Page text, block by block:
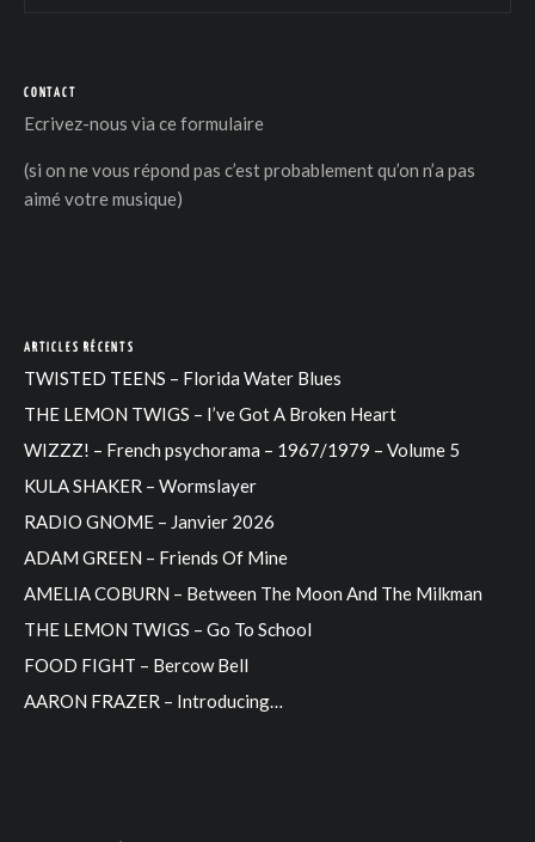
CONTACT
Ecrivez-nous via ce formulaire
(si on ne vous répond pas c’est probablement qu’on n’a pas
aimé votre musique)
ARTICLES RÉCENTS
TWISTED TEENS – Florida Water Blues
THE LEMON TWIGS – I’ve Got A Broken Heart
WIZZZ! – French psychorama – 1967/1979 – Volume 5
KULA SHAKER – Wormslayer
RADIO GNOME – Janvier 2026
ADAM GREEN – Friends Of Mine
AMELIA COBURN – Between The Moon And The Milkman
THE LEMON TWIGS – Go To School
FOOD FIGHT – Bercow Bell
AARON FRAZER – Introducing…